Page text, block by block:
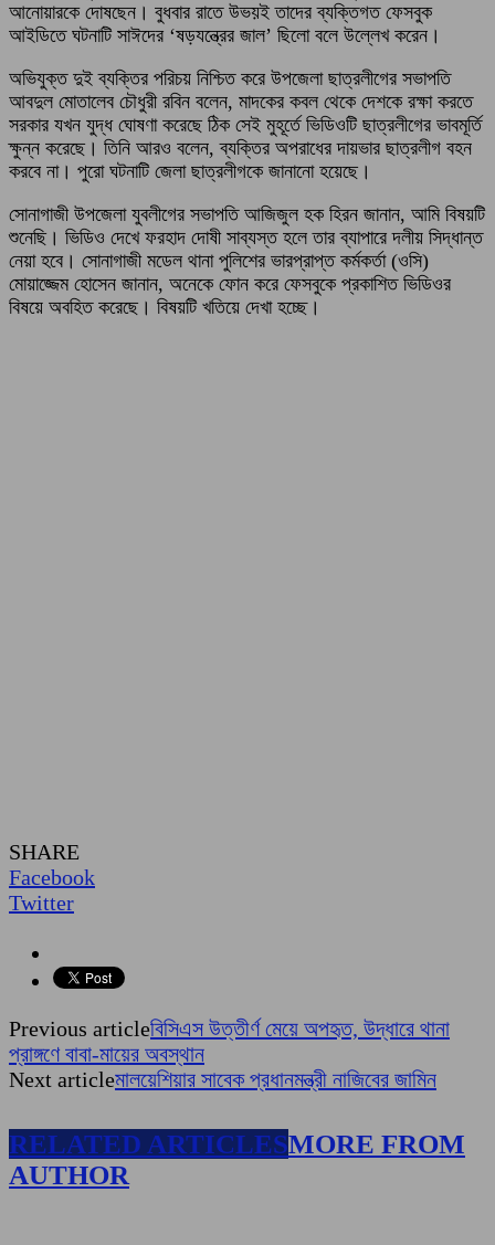
আনোয়ারকে দোষছেন। বুধবার রাতে উভয়ই তাদের ব্যক্তিগত ফেসবুক
আইডিতে ঘটনাটি সাঈদের ‘ষড়যন্ত্রের জাল’ ছিলো বলে উল্লেখ করেন।
অভিযুক্ত দুই ব্যক্তির পরিচয় নিশ্চিত করে উপজেলা ছাত্রলীগের সভাপতি
আবদুল মোতালেব চৌধুরী রবিন বলেন, মাদকের কবল থেকে দেশকে রক্ষা করতে
সরকার যখন যুদ্ধ ঘোষণা করেছে ঠিক সেই মুহূর্তে ভিডিওটি ছাত্রলীগের ভাবমূর্তি
ক্ষুন্ন করেছে। তিনি আরও বলেন, ব্যক্তির অপরাধের দায়ভার ছাত্রলীগ বহন
করবে না। পুরো ঘটনাটি জেলা ছাত্রলীগকে জানানো হয়েছে।
সোনাগাজী উপজেলা যুবলীগের সভাপতি আজিজুল হক হিরন জানান, আমি বিষয়টি
শুনেছি। ভিডিও দেখে ফরহাদ দোষী সাব্যস্ত হলে তার ব্যাপারে দলীয় সিদ্ধান্ত
নেয়া হবে। সোনাগাজী মডেল থানা পুলিশের ভারপ্রাপ্ত কর্মকর্তা (ওসি)
মোয়াজ্জেম হোসেন জানান, অনেকে ফোন করে ফেসবুকে প্রকাশিত ভিডিওর
বিষয়ে অবহিত করেছে। বিষয়টি খতিয়ে দেখা হচ্ছে।
SHARE
Facebook
Twitter
Previous articleবিসিএস উত্তীর্ণ মেয়ে অপহৃত, উদ্ধারে থানা
প্রাঙ্গণে বাবা-মায়ের অবস্থান
Next articleমালয়েশিয়ার সাবেক প্রধানমন্ত্রী নাজিবের জামিন
RELATED ARTICLESMORE FROM
AUTHOR